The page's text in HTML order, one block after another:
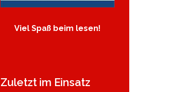
Viel Spaß beim lesen!
Zuletzt im Einsatz